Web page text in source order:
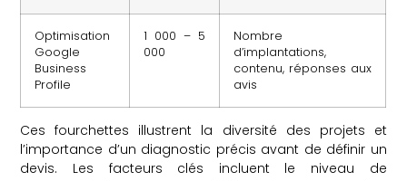
Optimisation
Google
Business
Profile
1 000 – 5
000
Nombre
d’implantations,
contenu, réponses aux
avis
Ces fourchettes illustrent la diversité des projets et
l’importance d’un diagnostic précis avant de définir un
devis. Les facteurs clés incluent le niveau de